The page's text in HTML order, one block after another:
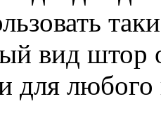
вид штор
для